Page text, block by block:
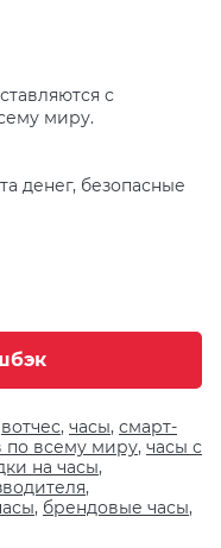
с
миру.
денег, безопасные
вотчес, часы, смарт-
по всему миру, часы с
на часы,
,
, брендовые часы,